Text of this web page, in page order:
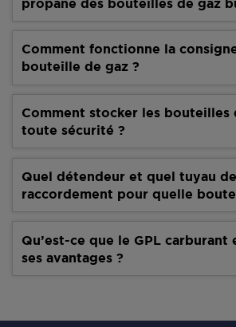
Comment fonctionne la
bouteille de gaz ?
Comment stocker les bouteilles
toute sécurité ?
Quel détendeur et quel tuyau de
raccordement pour quelle
Qu’est-ce que le GPL carburant
ses avantages ?